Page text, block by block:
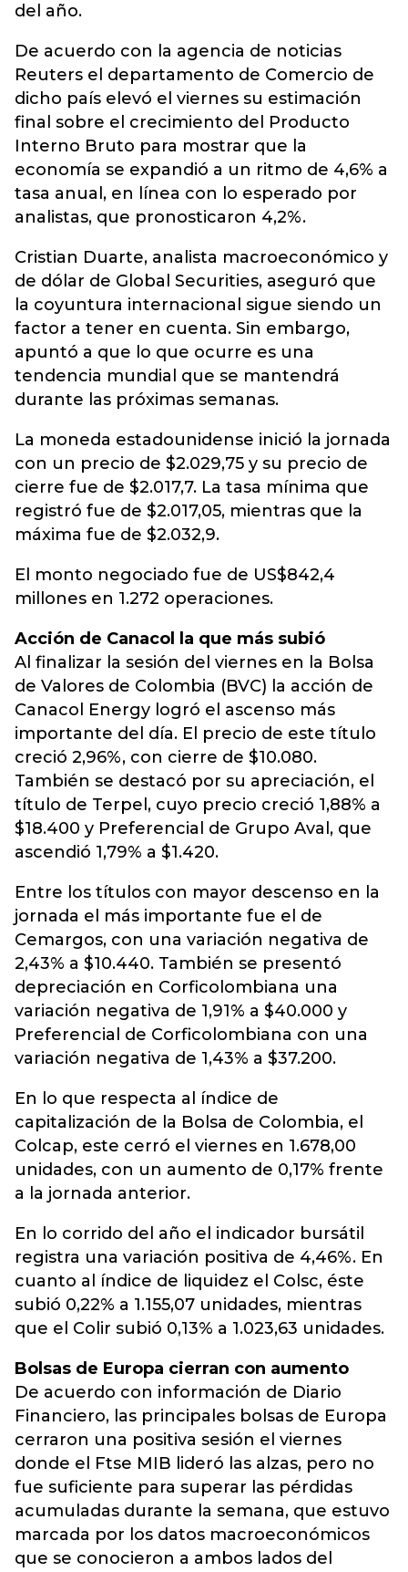
del año.
De acuerdo con la agencia de noticias
Reuters el departamento de Comercio de
dicho país elevó el viernes su estimación
final sobre el crecimiento del Producto
Interno Bruto para mostrar que la
economía se expandió a un ritmo de 4,6% a
tasa anual, en línea con lo esperado por
analistas, que pronosticaron 4,2%.
Cristian Duarte, analista macroeconómico y
de dólar de Global Securities, aseguró que
la coyuntura internacional sigue siendo un
factor a tener en cuenta. Sin embargo,
apuntó a que lo que ocurre es una
tendencia mundial que se mantendrá
durante las próximas semanas.
La moneda estadounidense inició la jornada
con un precio de $2.029,75 y su precio de
cierre fue de $2.017,7. La tasa mínima que
registró fue de $2.017,05, mientras que la
máxima fue de $2.032,9.
El monto negociado fue de US$842,4
millones en 1.272 operaciones.
Acción de Canacol la que más subió
Al finalizar la sesión del viernes en la Bolsa
de Valores de Colombia (BVC) la acción de
Canacol Energy logró el ascenso más
importante del día. El precio de este título
creció 2,96%, con cierre de $10.080.
También se destacó por su apreciación, el
título de Terpel, cuyo precio creció 1,88% a
$18.400 y Preferencial de Grupo Aval, que
ascendió 1,79% a $1.420.
Entre los títulos con mayor descenso en la
jornada el más importante fue el de
Cemargos, con una variación negativa de
2,43% a $10.440. También se presentó
depreciación en Corficolombiana una
variación negativa de 1,91% a $40.000 y
Preferencial de Corficolombiana con una
variación negativa de 1,43% a $37.200.
En lo que respecta al índice de
capitalización de la Bolsa de Colombia, el
Colcap, este cerró el viernes en 1.678,00
unidades, con un aumento de 0,17% frente
a la jornada anterior.
En lo corrido del año el indicador bursátil
registra una variación positiva de 4,46%. En
cuanto al índice de liquidez el Colsc, éste
subió 0,22% a 1.155,07 unidades, mientras
que el Colir subió 0,13% a 1.023,63 unidades.
Bolsas de Europa cierran con aumento
De acuerdo con información de Diario
Financiero, las principales bolsas de Europa
cerraron una positiva sesión el viernes
donde el Ftse MIB lideró las alzas, pero no
fue suficiente para superar las pérdidas
acumuladas durante la semana, que estuvo
marcada por los datos macroeconómicos
que se conocieron a ambos lados del